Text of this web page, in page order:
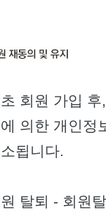
회원 가입
의한 개인정
됩니다.
탈퇴 - 회원